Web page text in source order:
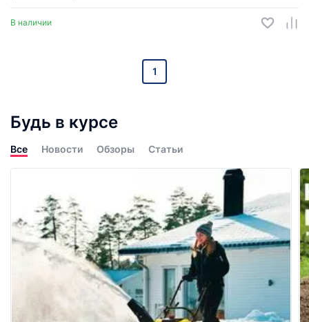
В наличии
1
Будь в курсе
Все Новости Обзоры Статьи